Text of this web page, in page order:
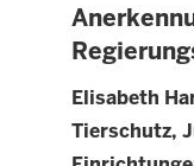
Elisabeth
Tierschutz,